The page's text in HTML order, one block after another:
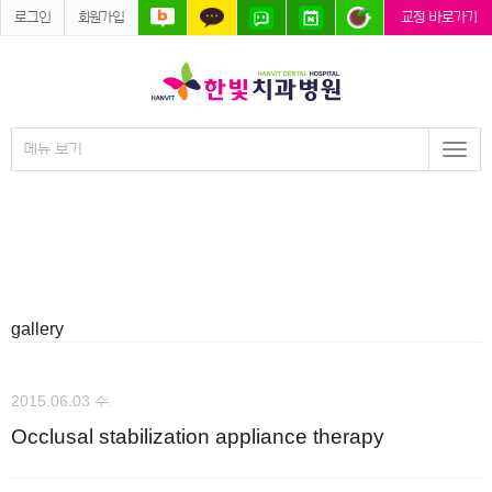
로그인 회원가입 교정 바로가기
메뉴 보기
gallery
2015.06.03 수.
Occlusal stabilization appliance therapy